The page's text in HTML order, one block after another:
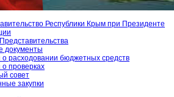
Республики Крым при Президенте
документы
расходовании бюджетных средств
проверках
совет
закупки